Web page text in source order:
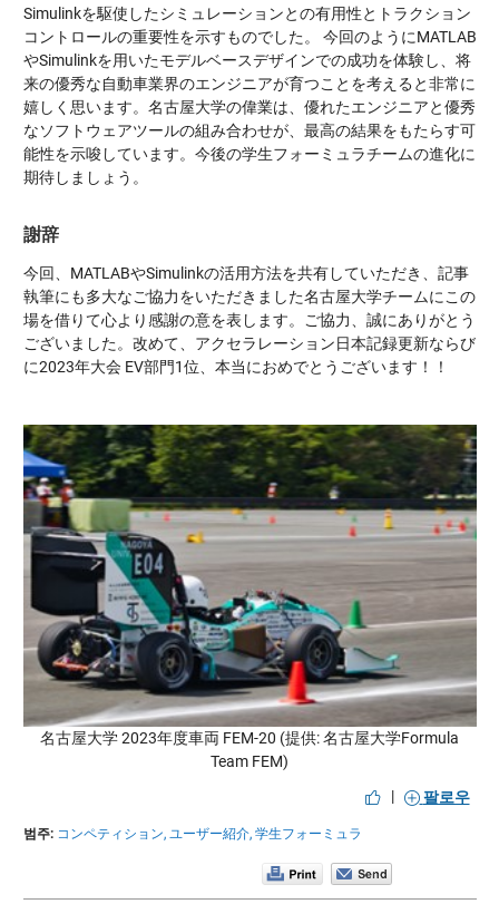
Simulinkを駆使したシミュレーションとの有用性とトラクション
コントロールの重要性を示すものでした。 今回のようにMATLAB
やSimulinkを用いたモデルベースデザインでの成功を体験し、将
来の優秀な自動車業界のエンジニアが育つことを考えると非常に
嬉しく思います。名古屋大学の偉業は、優れたエンジニアと優秀
なソフトウェアツールの組み合わせが、最高の結果をもたらす可
能性を示唆しています。今後の学生フォーミュラチームの進化に
期待しましょう。
謝辞
今回、MATLABやSimulinkの活用方法を共有していただき、記事
執筆にも多大なご協力をいただきました名古屋大学チームにこの
場を借りて心より感謝の意を表します。ご協力、誠にありがとう
ございました。改めて、アクセラレーション日本記録更新ならび
に2023年大会 EV部門1位、本当におめでとうございます！！
名古屋大学 2023年度車両 FEM-20 (提供: 名古屋大学Formula
Team FEM)
|
팔로우
범주: コンペティション, ユーザー紹介, 学生フォーミュラ